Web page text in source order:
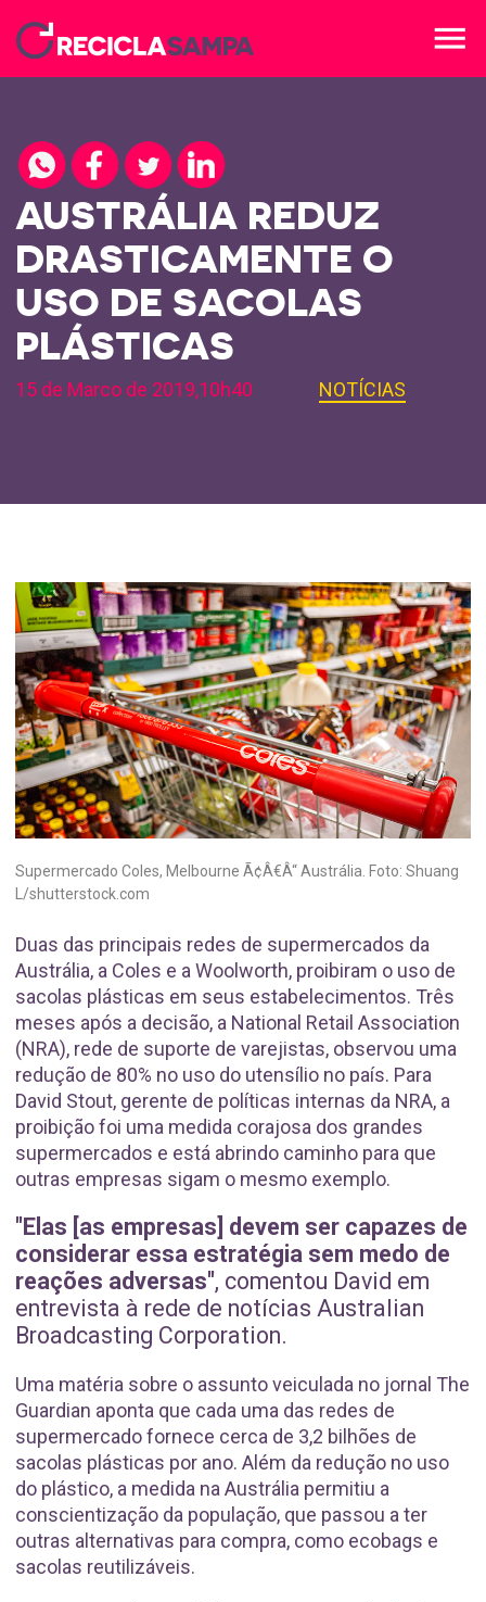
menu
AUSTRÁLIA REDUZ
DRASTICAMENTE O
USO DE SACOLAS
PLÁSTICAS
15 de Marco de 2019,10h40 NOTÍCIAS
Supermercado Coles, Melbourne Ã¢Â€Â“ Austrália. Foto: Shuang
L/shutterstock.com
Duas das principais redes de supermercados da
Austrália, a Coles e a Woolworth, proibiram o uso de
sacolas plásticas em seus estabelecimentos. Três
meses após a decisão, a National Retail Association
(NRA), rede de suporte de varejistas, observou uma
redução de 80% no uso do utensílio no país. Para
David Stout, gerente de políticas internas da NRA, a
proibição foi uma medida corajosa dos grandes
supermercados e está abrindo caminho para que
outras empresas sigam o mesmo exemplo.
"Elas [as empresas] devem ser capazes de
considerar essa estratégia sem medo de
reações adversas", comentou David em
entrevista à rede de notícias Australian
Broadcasting Corporation.
Uma matéria sobre o assunto veiculada no jornal The
Guardian aponta que cada uma das redes de
supermercado fornece cerca de 3,2 bilhões de
sacolas plásticas por ano. Além da redução no uso
do plástico, a medida na Austrália permitiu a
conscientização da população, que passou a ter
outras alternativas para compra, como ecobags e
sacolas reutilizáveis.